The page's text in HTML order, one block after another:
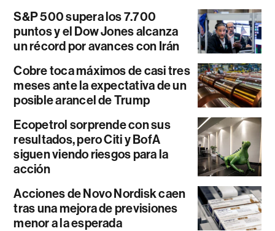
S&P 500 supera los 7.700
puntos y el Dow Jones alcanza
un récord por avances con Irán
Cobre toca máximos de casi tres
meses ante la expectativa de un
posible arancel de Trump
Ecopetrol sorprende con sus
resultados, pero Citi y BofA
siguen viendo riesgos para la
acción
Acciones de Novo Nordisk caen
tras una mejora de previsiones
menor a la esperada